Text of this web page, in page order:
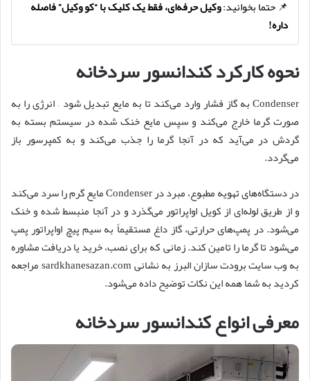
📌 حتما بخوانید:وکیل حرفه‌ای، فقط یک کلیک با “کو وکیل” فاصله
داره!
نحوه کارکرد کندانسور سردخانه
Condenser به گاز فشار وارد می‌کند تا به مایع تبدیل شود – انرژی را به
صورت گرما خارج می‌کند و سپس مایع خنک شده در سیستم بسته به
گردش در می‌آید که در آنجا گرما را جذب می‌کند و به کمپرسور باز
می‎‌گردد.
در دستگاه‌های تهویه مطبوع، مبرد در Condenser مایع گرم را سرد می‌کند
و از طریق لوله‌ای از کویل اواپراتور می‌گذرد و در آنجا منبسط شده و خنک
می‌شود. در پمپ‌های حرارتی، گاز داغ مستقیماً به سیم پیچ اواپراتور پمپ
می‌‍شود تا گرما را تامین کند. زمانی که برای نصب، خرید یا دریافت مشاوره
به وب سایت برودت سازان البرز به نشانی sardkhanesazan.com مراجعه
کردید به شما همه این نکات توضیح داده می‌شود.
معرفی انواع کندانسور سردخانه